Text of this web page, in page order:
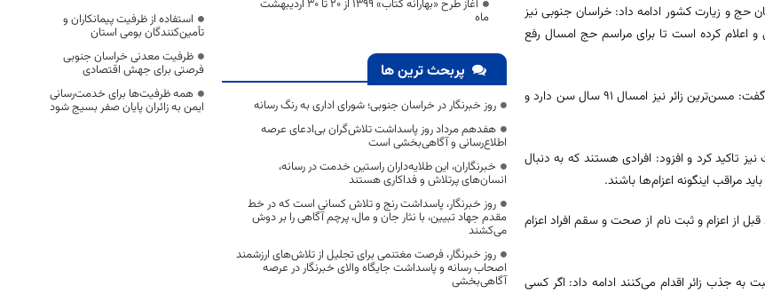
کارگروه آسیب شناسی در سازمان حج و زیارت کشور ادامه داد: خراسان جنوبی نیز
اعلام کرده است تا برای مراسم حج امسال رفع
وی از وجود زائر ۱۲ ساله حج تمتع به عنوان کوچک‌ترین زائر امسال در استان خبر داد و گفت: مسن‌ترین زائر نیز امسال ۹۱ سال سن دارد و
تاکید کرد و افزود: افرادی هستند که به دنبال
مراقب اینگونه اعزام‌ها باشند.
قبل از اعزام و ثبت نام از صحت و سقم افراد اعزام
به جذب زائر اقدام می‌کنند ادامه داد: اگر کسی
آغاز طرح «بهارانه کتاب» ١٣٩٩ از ٢٠ تا 30 اردیبهشت
ماه
پربحث ترین ها
روز خبرنگار در خراسان جنوبی؛ شورای اداری به رنگ رسانه
هفدهم مرداد روز پاسداشت تلاش‌گران بی‌ادعای عرصه
اطلاع‌رسانی و آگاهی‌بخشی است
خبرنگاران، این طلایه‌داران راستین خدمت در رسانه،
انسان‌های پرتلاش و فداکاری هستند
روز خبرنگار، پاسداشت رنج و تلاش کسانی است که در خط
مقدم جهاد تبیین، با نثار جان و مال، پرچم آگاهی را بر دوش
می‌کشند
روز خبرنگار، فرصت مغتنمی برای تجلیل از تلاش‌های ارزشمند
اصحاب رسانه و پاسداشت جایگاه والای خبرنگار در عرصه
آگاهی‌بخشی
استفاده از ظرفیت پیمانکاران و
تأمین‌کنندگان بومی استان
ظرفیت معدنی خراسان جنوبی
فرصتی برای جهش اقتصادی
همه ظرفیت‌ها برای خدمت‌رسانی
ایمن به زائران پایان صفر بسیج شود